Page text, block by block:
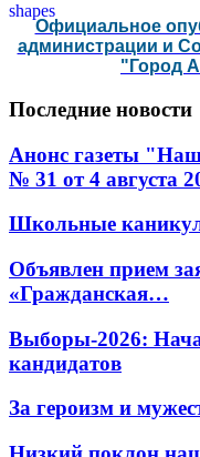
Официальное
администрации и
"Город
Последние новости
Анонс газеты
№ 31 от 4 августа
Школьные
Объявлен прием
«Гражданская…
Выборы-2026:
кандидатов
За героизм и